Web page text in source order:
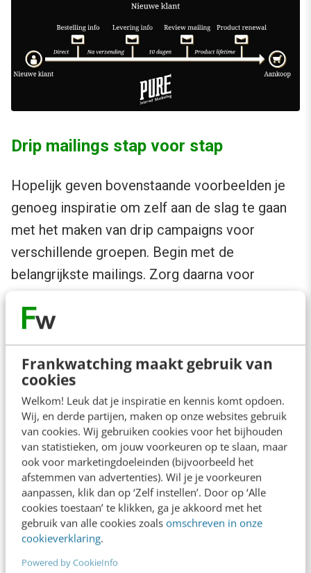
Frankwatching maakt gebruik van
cookies
Welkom! Leuk dat je inspiratie en kennis komt opdoen.
Wij, en derde partijen, maken op onze websites gebruik
van cookies. Wij gebruiken cookies voor het bijhouden
van statistieken, om jouw voorkeuren op te slaan, maar
ook voor marketingdoeleinden (bijvoorbeeld het
afstemmen van advertenties). Wil je je voorkeuren
aanpassen, klik dan op ‘Zelf instellen’. Door op ‘Alle
cookies toestaan’ te klikken, ga je akkoord met het
gebruik van alle cookies zoals omschreven in onze
cookieverklaring.
Powered by CookieInfo
Drip mailings stap voor stap
Hopelijk geven bovenstaande voorbeelden je
genoeg inspiratie om zelf aan de slag te gaan
met het maken van drip campaigns voor
verschillende groepen. Begin met de
belangrijkste mailings. Zorg daarna voor
mailings het goed doen, en welke mailings wat
minder. Het blijft een proces dat je moet
optimaliseren. Op de lange termijn kan het je
veel tijd besparen. Daarnaast bedien je ieder
persoon met relevante mailings.
Ben jij al begonnen met drip campaigns? Wat
ging goed en waar liep je tegenaan? Deel je
ervaringen in een reactie hieronder!